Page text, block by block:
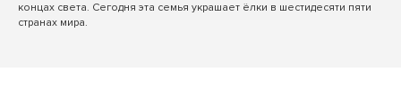
концах света. Сегодня эта семья украшает ёлки в шестидесяти пяти
странах мира.